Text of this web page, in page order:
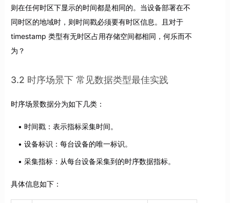
则在任何时区下显示的时间都是相同的。当设备部署在不
同时区的地域时，则时间戳必须要有时区信息。且对于
timestamp 类型有无时区占用存储空间都相同，何乐而不
为？
3.2 时序场景下 常见数据类型最佳实践
时序场景数据分为如下几类：
时间戳：表示指标采集时间。
设备标识：每台设备的唯一标识。
采集指标：从每台设备采集到的时序数据指标。
具体信息如下：